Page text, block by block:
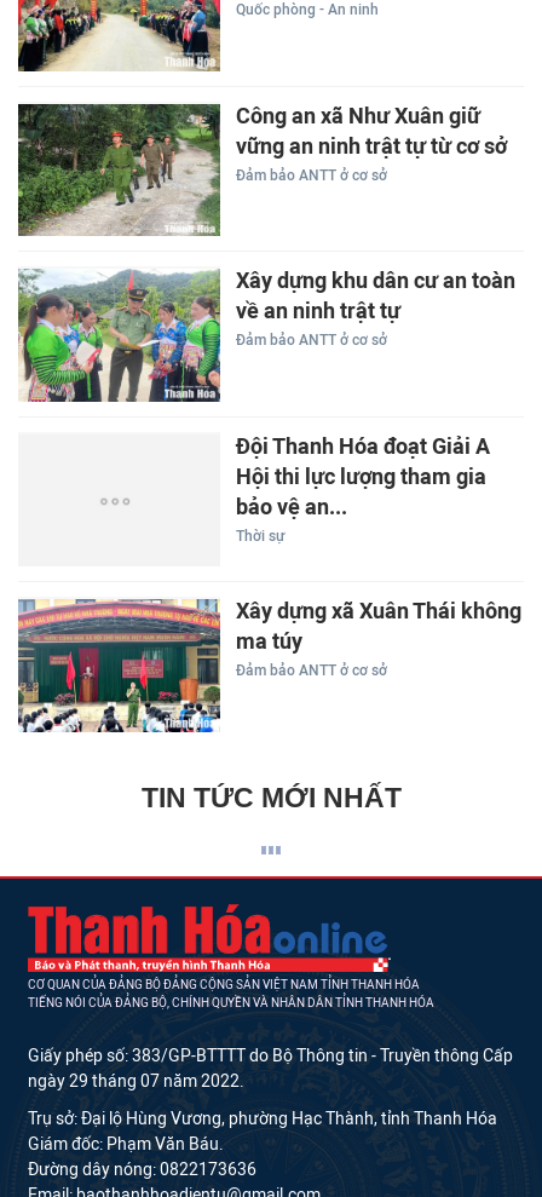
Quốc phòng - An ninh
Công an xã Như Xuân giữ
vững an ninh trật tự từ cơ sở
Đảm bảo ANTT ở cơ sở
Xây dựng khu dân cư an toàn
về an ninh trật tự
Đảm bảo ANTT ở cơ sở
Đội Thanh Hóa đoạt Giải A
Hội thi lực lượng tham gia
bảo vệ an...
Thời sự
Xây dựng xã Xuân Thái không
ma túy
Đảm bảo ANTT ở cơ sở
TIN TỨC MỚI NHẤT
CƠ QUAN CỦA ĐẢNG BỘ ĐẢNG CỘNG SẢN VIỆT NAM TỈNH THANH HÓA
TIẾNG NÓI CỦA ĐẢNG BỘ, CHÍNH QUYỀN VÀ NHÂN DÂN TỈNH THANH HÓA
Giấy phép số: 383/GP-BTTTT do Bộ Thông tin - Truyền thông Cấp
ngày 29 tháng 07 năm 2022.
Trụ sở: Đại lộ Hùng Vương, phường Hạc Thành, tỉnh Thanh Hóa
Giám đốc: Phạm Văn Báu.
Đường dây nóng: 0822173636